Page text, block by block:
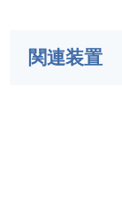
関連装置